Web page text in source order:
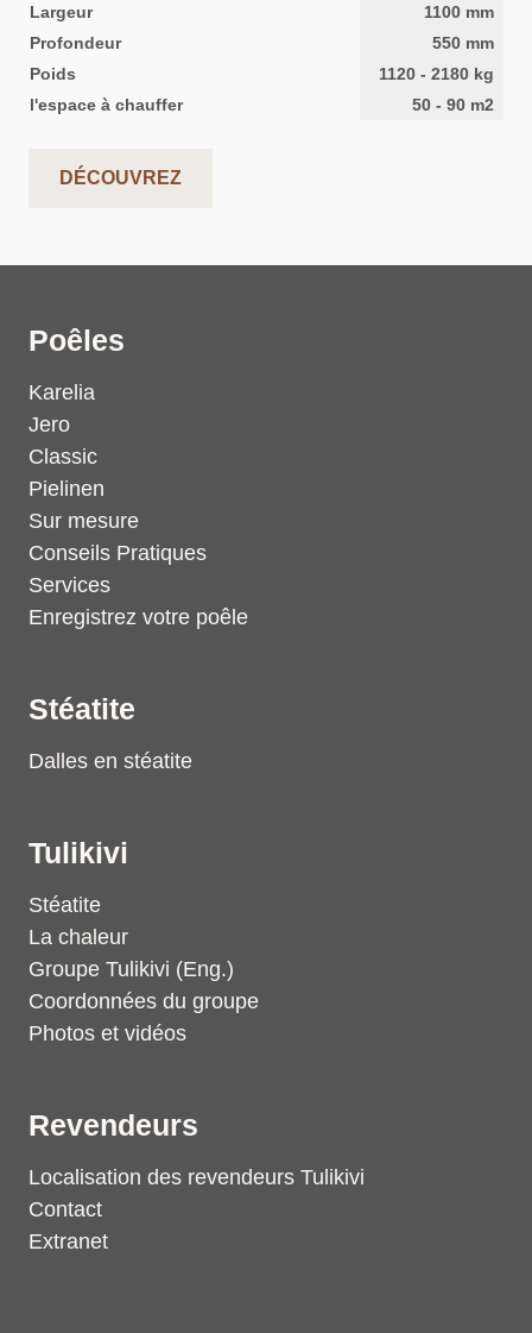
Largeur
1100 mm
Profondeur
550 mm
Poids
1120 - 2180 kg
l'espace à chauffer
50 - 90 m2
DÉCOUVREZ
Poêles
Karelia
Jero
Classic
Pielinen
Sur mesure
Conseils Pratiques
Services
Enregistrez votre poêle
Stéatite
Dalles en stéatite
Tulikivi
Stéatite
La chaleur
Groupe Tulikivi (Eng.)
Coordonnées du groupe
Photos et vidéos
Revendeurs
Localisation des revendeurs Tulikivi
Contact
Extranet